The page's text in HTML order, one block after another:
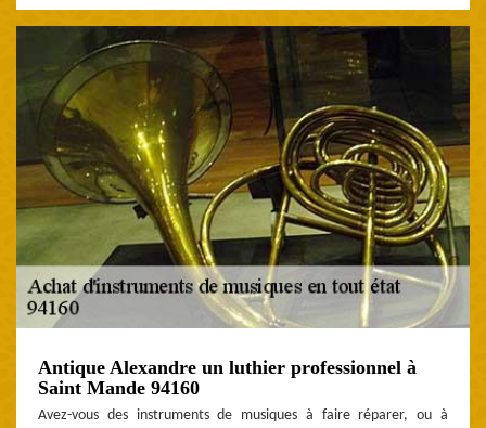
Antique Alexandre un luthier professionnel à
Saint Mande 94160
Avez-vous des instruments de musiques à faire réparer, ou à